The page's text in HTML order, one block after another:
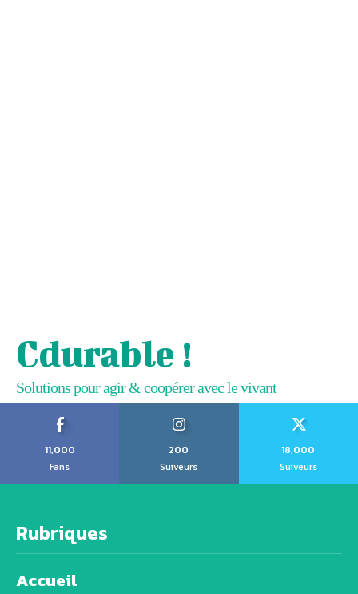
Cdurable !
Solutions pour agir & coopérer avec le vivant
11,000
Fans
200
Suiveurs
18,000
Suiveurs
Rubriques
Accueil